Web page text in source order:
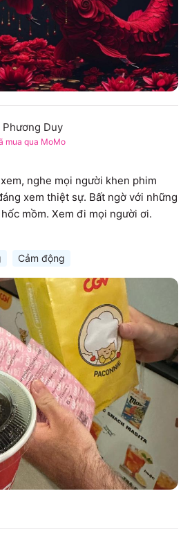
Duy
mua qua MoMo
nghe mọi người khen phim
xem thiệt sự. Bất ngờ với những
mồm. Xem đi mọi người ơi.
Cảm động